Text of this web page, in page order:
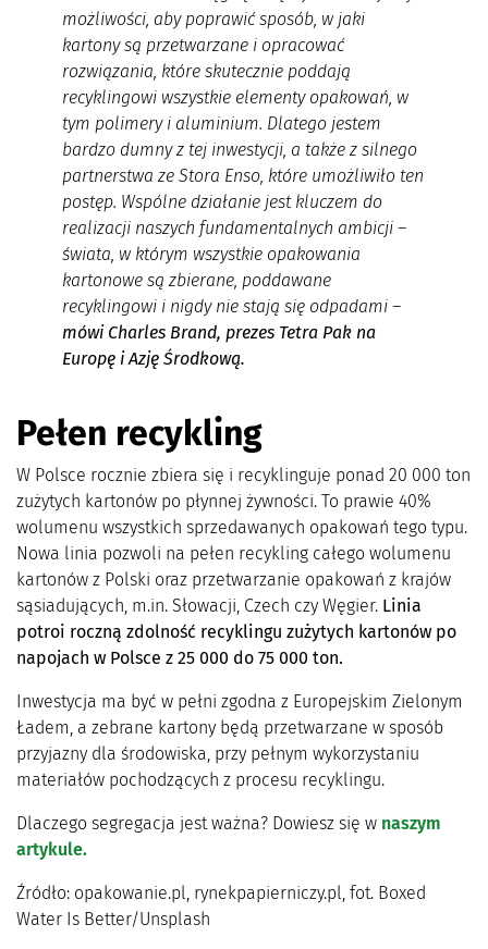
możliwości, aby poprawić sposób, w jaki
kartony są przetwarzane i opracować
rozwiązania, które skutecznie poddają
recyklingowi wszystkie elementy opakowań, w
tym polimery i aluminium. Dlatego jestem
bardzo dumny z tej inwestycji, a także z silnego
partnerstwa ze Stora Enso, które umożliwiło ten
postęp. Wspólne działanie jest kluczem do
realizacji naszych fundamentalnych ambicji –
świata, w którym wszystkie opakowania
kartonowe są zbierane, poddawane
recyklingowi i nigdy nie stają się odpadami–
mówi Charles Brand, prezes Tetra Pak na
Europę i Azję Środkową.
Pełen recykling
W Polsce rocznie zbiera się i recyklinguje ponad 20 000 ton
zużytych kartonów po płynnej żywności. To prawie 40%
wolumenu wszystkich sprzedawanych opakowań tego typu.
Nowa linia pozwoli na pełen recykling całego wolumenu
kartonów z Polski oraz przetwarzanie opakowań z krajów
sąsiadujących, m.in. Słowacji, Czech czy Węgier. Linia
potroi roczną zdolność recyklingu zużytych kartonów po
napojach w Polsce z 25 000 do 75 000 ton.
Inwestycja ma być w pełni zgodna z Europejskim Zielonym
Ładem, a zebrane kartony będą przetwarzane w sposób
przyjazny dla środowiska, przy pełnym wykorzystaniu
materiałów pochodzących z procesu recyklingu.
Dlaczego segregacja jest ważna? Dowiesz się w naszym
artykule.
Źródło: opakowanie.pl, rynekpapierniczy.pl, fot. Boxed
Water Is Better/Unsplash